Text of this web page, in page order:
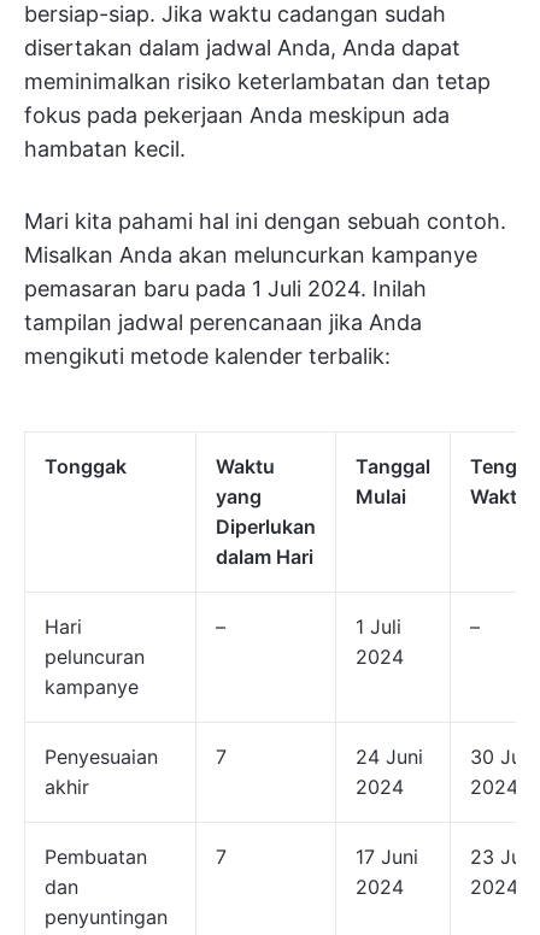
bersiap-siap. Jika waktu cadangan sudah
disertakan dalam jadwal Anda, Anda dapat
meminimalkan risiko keterlambatan dan tetap
fokus pada pekerjaan Anda meskipun ada
hambatan kecil.
Mari kita pahami hal ini dengan sebuah contoh.
Misalkan Anda akan meluncurkan kampanye
pemasaran baru pada 1 Juli 2024. Inilah
tampilan jadwal perencanaan jika Anda
mengikuti metode kalender terbalik:
Tonggak
Waktu
yang
Diperlukan
dalam Hari
Tanggal
Mulai
Waktu
Hari
peluncuran
kampanye
–
1 Juli
2024
–
Penyesuaian
akhir
7
24 Juni
2024
30 Juni
2024
Pembuatan
dan
penyuntingan
7
17 Juni
2024
23 Juni
2024